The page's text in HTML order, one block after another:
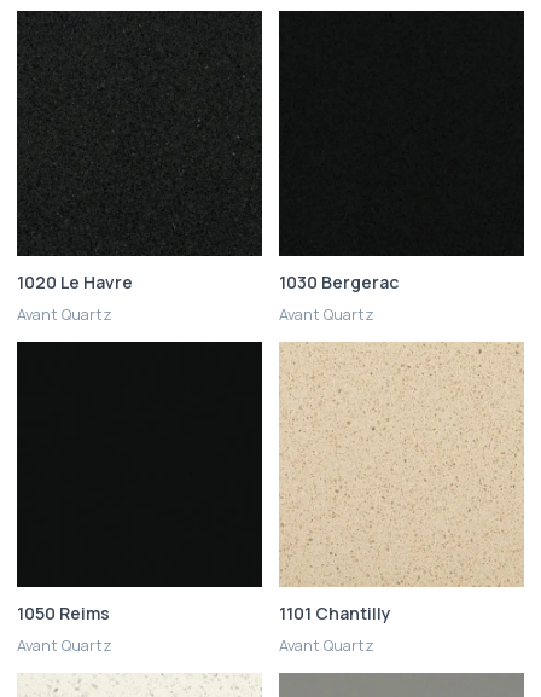
1020 Le Havre
Avant Quartz
1030 Bergerac
Avant Quartz
1050 Reims
Avant Quartz
1101 Chantilly
Avant Quartz